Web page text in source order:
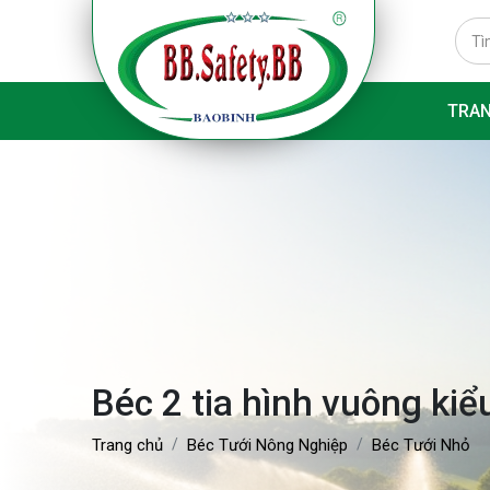
Béc 2 tia hình vuông
Trang chủ Béc Tưới Nông Nghiệp Béc Tưới Nhỏ